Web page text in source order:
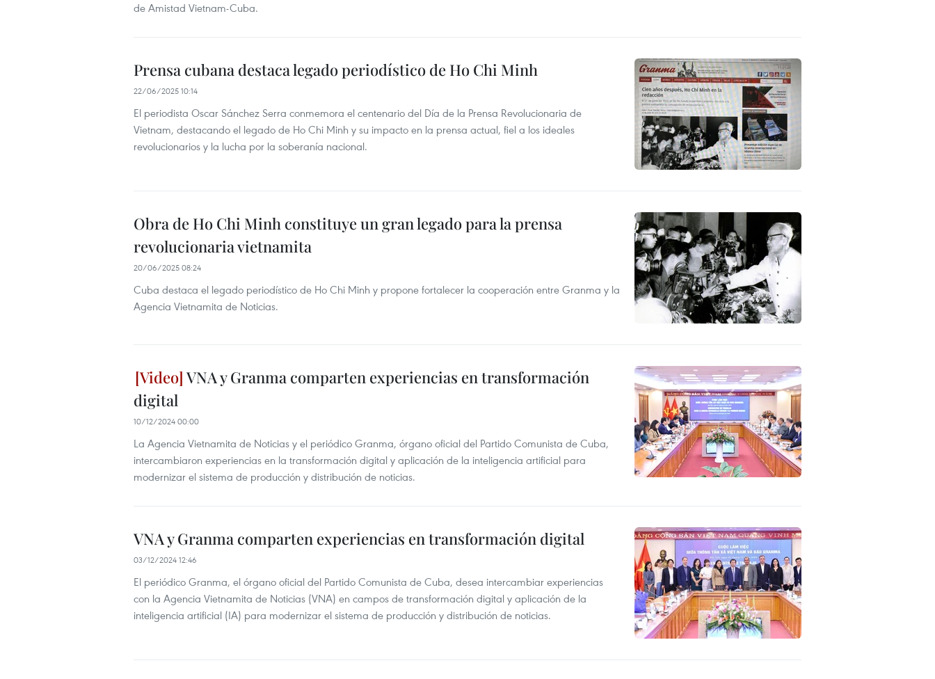
de Amistad Vietnam-Cuba.
Prensa cubana destaca legado periodístico de Ho Chi Minh
22/06/2025 10:14
El periodista Oscar Sánchez Serra conmemora el centenario del Día de la Prensa Revolucionaria de
Vietnam, destacando el legado de Ho Chi Minh y su impacto en la prensa actual, fiel a los ideales
revolucionarios y la lucha por la soberanía nacional.
Obra de Ho Chi Minh constituye un gran legado para la prensa
revolucionaria vietnamita
20/06/2025 08:24
Cuba destaca el legado periodístico de Ho Chi Minh y propone fortalecer la cooperación entre Granma y la
Agencia Vietnamita de Noticias.
VNA y Granma comparten experiencias en transformación
digital
10/12/2024 00:00
La Agencia Vietnamita de Noticias y el periódico Granma, órgano oficial del Partido Comunista de Cuba,
intercambiaron experiencias en la transformación digital y aplicación de la inteligencia artificial para
modernizar el sistema de producción y distribución de noticias.
VNA y Granma comparten experiencias en transformación digital
03/12/2024 12:46
El periódico Granma, el órgano oficial del Partido Comunista de Cuba, desea intercambiar experiencias
con la Agencia Vietnamita de Noticias (VNA) en campos de transformación digital y aplicación de la
inteligencia artificial (IA) para modernizar el sistema de producción y distribución de noticias.